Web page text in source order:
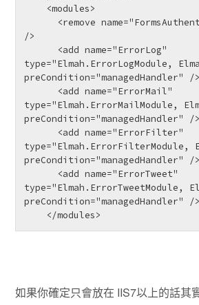
/>
type="Elmah.ErrorLogModule,
preCondition="managedHandler" />
type="Elmah.ErrorMailModule,
preCondition="managedHandler" />
type="Elmah.ErrorFilterModule,
preCondition="managedHandler" />
type="Elmah.ErrorTweetModule,
preCondition="managedHandler" />
    </modules>
如果你確定只會放在 IIS7以上的話其